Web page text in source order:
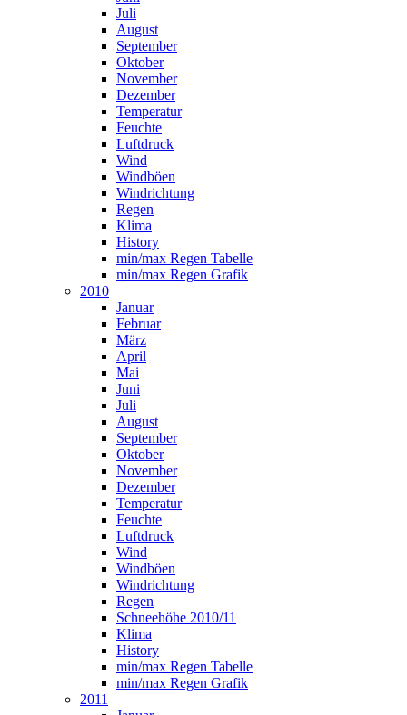
Juli
August
September
Oktober
November
Dezember
Temperatur
Feuchte
Luftdruck
Wind
Windböen
Windrichtung
Regen
Klima
History
min/max Regen Tabelle
min/max Regen Grafik
2010
Januar
Februar
März
April
Mai
Juni
Juli
August
September
Oktober
November
Dezember
Temperatur
Feuchte
Luftdruck
Wind
Windböen
Windrichtung
Regen
Schneehöhe 2010/11
Klima
History
min/max Regen Tabelle
min/max Regen Grafik
2011